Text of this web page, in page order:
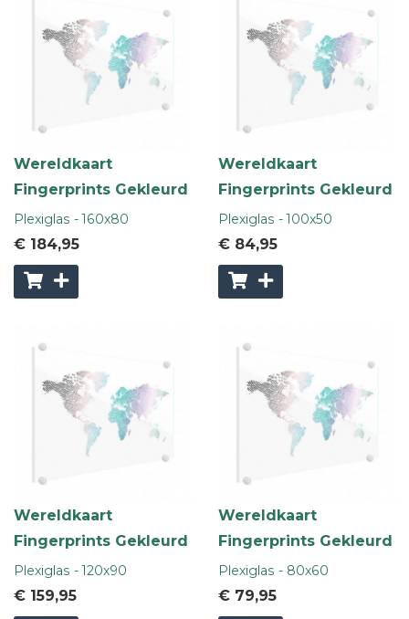
Wereldkaart
Fingerprints Gekleurd
Plexiglas - 160x80
€ 184,95
Wereldkaart
Fingerprints Gekleurd
Plexiglas - 100x50
€ 84,95
Wereldkaart
Fingerprints Gekleurd
Plexiglas - 120x90
€ 159,95
Wereldkaart
Fingerprints Gekleurd
Plexiglas - 80x60
€ 79,95